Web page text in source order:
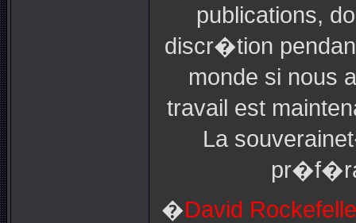
publications,
discr�tion
monde si nous
travail est
La
�David